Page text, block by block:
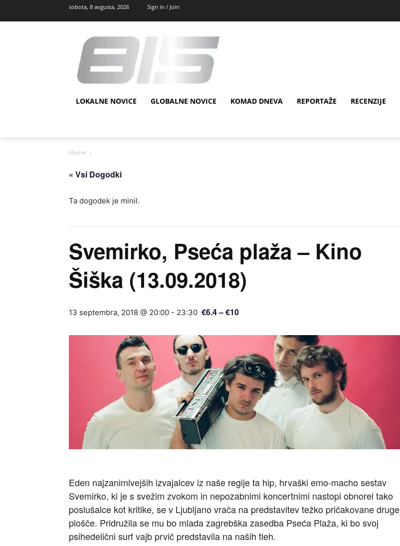
sobota, 8 avgusta, 2026 Sign in / Join
LOKALNE NOVICE GLOBALNE NOVICE KOMAD DNEVA REPORTAŽE RECENZIJE
Home
« Vsi Dogodki
Ta dogodek je minil.
Svemirko, Pseća plaža – Kino
Šiška (13.09.2018)
13 septembra, 2018 @ 20:00 - 23:30 €6.4 – €10
Eden najzanimivejših izvajalcev iz naše regije ta hip, hrvaški emo-macho sestav
Svemirko, ki je s svežim zvokom in nepozabnimi koncertnimi nastopi obnorel tako
poslušalce kot kritike, se v Ljubljano vrača na predstavitev težko pričakovane druge
plošče. Pridružila se mu bo mlada zagrebška zasedba Pseća Plaža, ki bo svoj
psihedelični surf vajb prvič predstavila na naših tleh.